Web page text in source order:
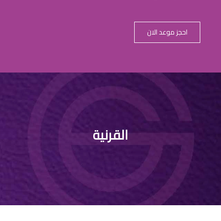
احجز موعد الان
نقاط مضيئة
الظلامالقرنية